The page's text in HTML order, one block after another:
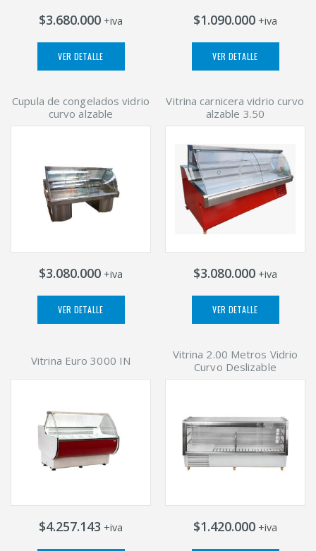
$3.680.000 +iva
VER DETALLE
$1.090.000 +iva
VER DETALLE
Cupula de congelados vidrio
curvo alzable
$3.080.000 +iva
VER DETALLE
Vitrina carnicera vidrio curvo
alzable 3.50
$3.080.000 +iva
VER DETALLE
Vitrina Euro 3000 IN
$4.257.143 +iva
Vitrina 2.00 Metros Vidrio
Curvo Deslizable
$1.420.000 +iva